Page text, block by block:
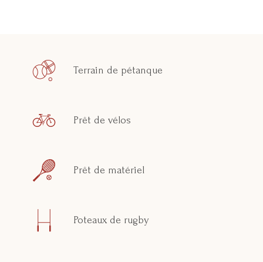
Terrain de pétanque
Prêt de vélos
Prêt de matériel
Poteaux de rugby